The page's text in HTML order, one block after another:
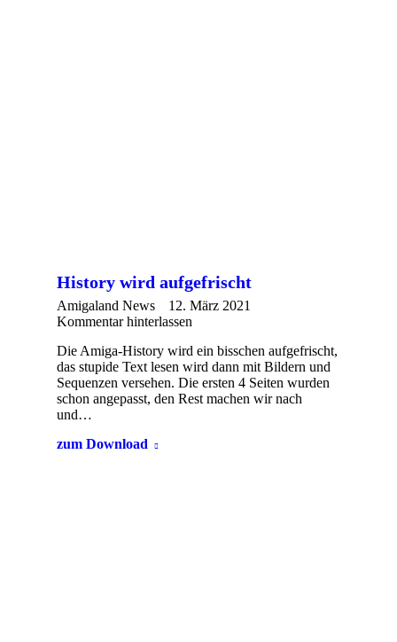
History wird aufgefrischt
Amigaland News
12. März 2021
Kommentar hinterlassen
Die Amiga-History wird ein bisschen aufgefrischt,
das stupide Text lesen wird dann mit Bildern und
Sequenzen versehen. Die ersten 4 Seiten wurden
schon angepasst, den Rest machen wir nach
und…
zum Download